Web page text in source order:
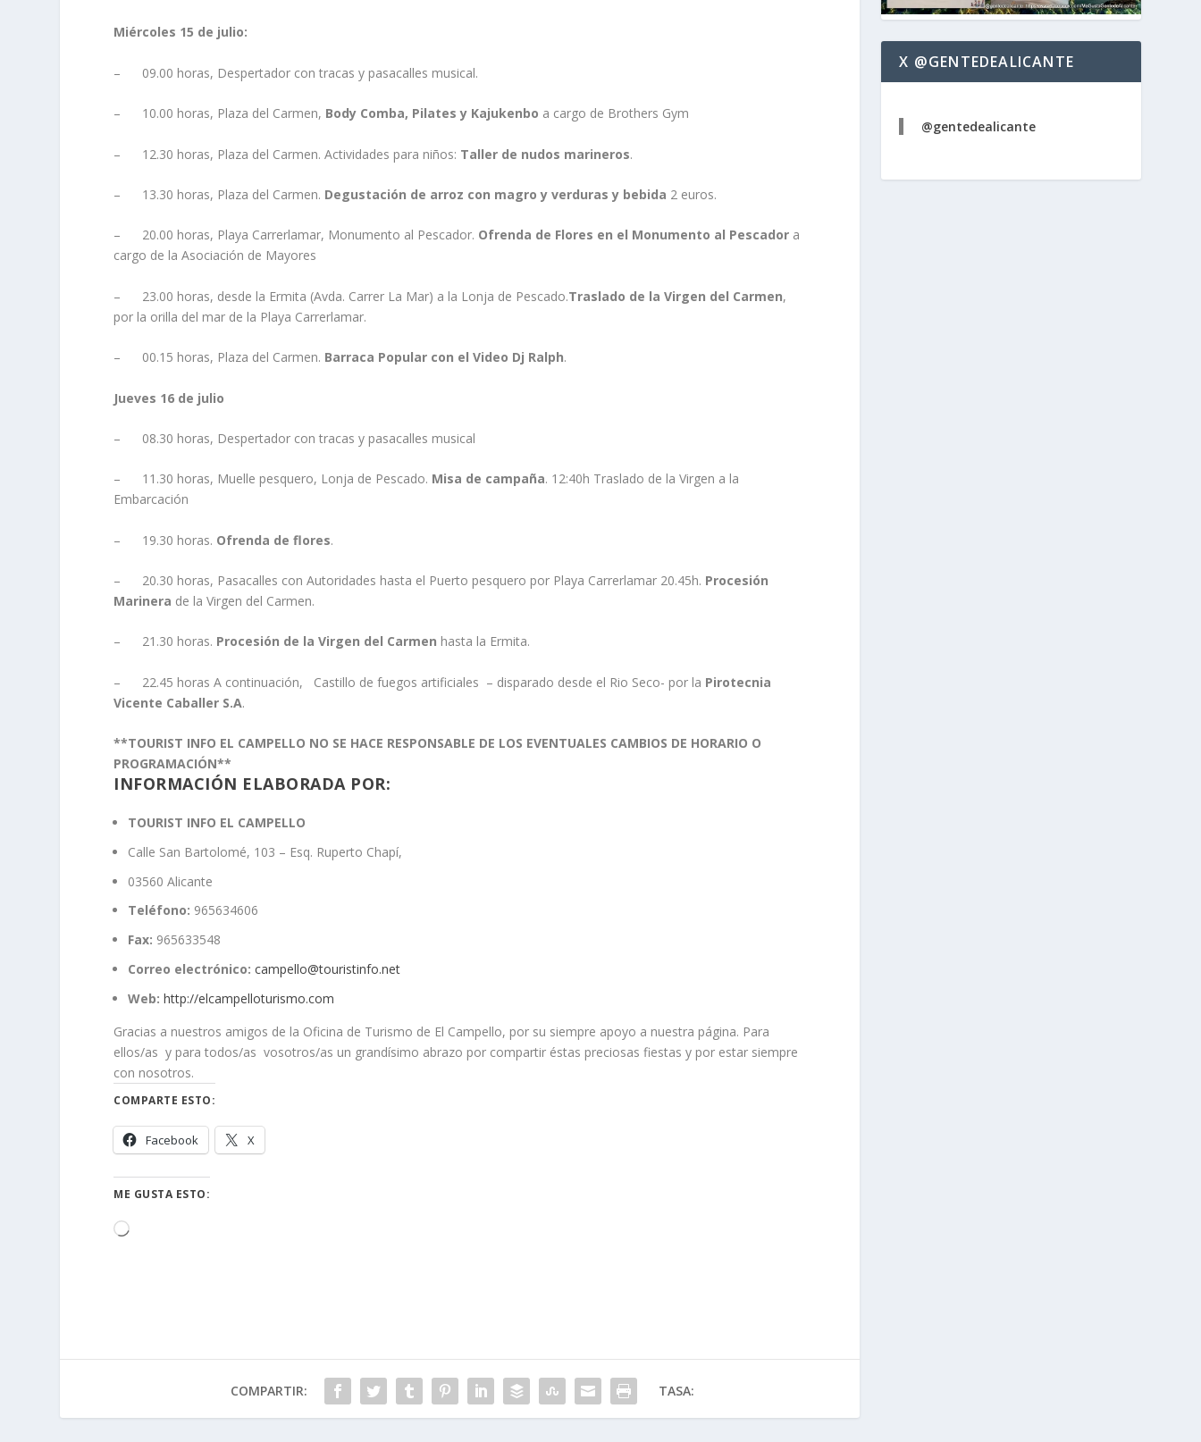
Miércoles 15 de julio:
– 09.00 horas, Despertador con tracas y pasacalles musical.
– 10.00 horas, Plaza del Carmen, Body Comba, Pilates y Kajukenbo a cargo de Brothers Gym
– 12.30 horas, Plaza del Carmen. Actividades para niños: Taller de nudos marineros.
– 13.30 horas, Plaza del Carmen. Degustación de arroz con magro y verduras y bebida 2 euros.
– 20.00 horas, Playa Carrerlamar, Monumento al Pescador. Ofrenda de Flores en el Monumento al Pescador a
cargo de la Asociación de Mayores
– 23.00 horas, desde la Ermita (Avda. Carrer La Mar) a la Lonja de Pescado.Traslado de la Virgen del Carmen,
por la orilla del mar de la Playa Carrerlamar.
– 00.15 horas, Plaza del Carmen. Barraca Popular con el Video Dj Ralph.
Jueves 16 de julio
– 08.30 horas, Despertador con tracas y pasacalles musical
– 11.30 horas, Muelle pesquero, Lonja de Pescado. Misa de campaña. 12:40h Traslado de la Virgen a la
Embarcación
– 19.30 horas. Ofrenda de flores.
– 20.30 horas, Pasacalles con Autoridades hasta el Puerto pesquero por Playa Carrerlamar 20.45h. Procesión
Marinera de la Virgen del Carmen.
– 21.30 horas. Procesión de la Virgen del Carmen hasta la Ermita.
– 22.45 horas A continuación, Castillo de fuegos artificiales – disparado desde el Rio Seco- por la Pirotecnia
Vicente Caballer S.A.
**TOURIST INFO EL CAMPELLO NO SE HACE RESPONSABLE DE LOS EVENTUALES CAMBIOS DE HORARIO O
PROGRAMACIÓN**
INFORMACIÓN ELABORADA POR:
TOURIST INFO EL CAMPELLO
Calle San Bartolomé, 103 – Esq. Ruperto Chapí,
03560 Alicante
Teléfono: 965634606
Fax: 965633548
Correo electrónico: campello@touristinfo.net
Web: http://elcampelloturismo.com
Gracias a nuestros amigos de la Oficina de Turismo de El Campello, por su siempre apoyo a nuestra página. Para
ellos/as y para todos/as vosotros/as un grandísimo abrazo por compartir éstas preciosas fiestas y por estar siempre
con nosotros.
COMPARTE ESTO:
Facebook X
ME GUSTA ESTO:
Cargando...
COMPARTIR: TASA:
X @GENTEDEALICANTE
@gentedealicante